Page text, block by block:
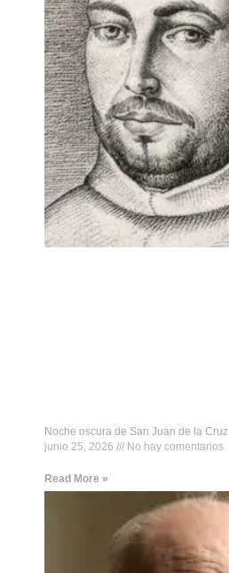
Noche oscura de San Juan de la Cruz
junio 25, 2026
No hay comentarios
Read More »